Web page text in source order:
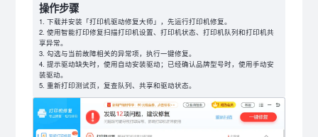
操作步骤
下载并安装「打印机驱动修复大师」，先运行打印机修复。
使用智能打印修复扫描打印机设置、打印机状态、打印机队列和打印机共
享异常。
勾选与当前故障相关的异常项，执行一键修复。
提示驱动缺失时，使用自动安装驱动；已经确认品牌型号时，使用手动安
装驱动。
重新打印测试页，复查队列、共享和驱动状态。